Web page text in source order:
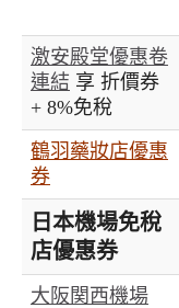
激安殿堂優惠卷
連結 享 折價券
+ 8%免稅
鶴羽藥妝店優惠
券
日本機場免稅
店優惠券
大阪関西機場